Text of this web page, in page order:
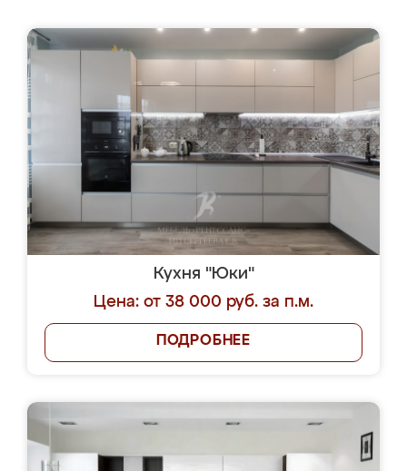
Кухня "Юки"
Цена: от 38 000 руб. за п.м.
ПОДРОБНЕЕ